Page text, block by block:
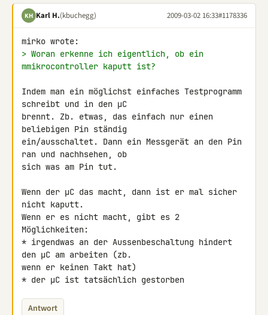
KH Karl H.(kbuchegg) 2009-03-02 16:33#1178336
> Woran erkenne ich eigentlich, ob ein
mmikrocontroller kaputt ist?
Indem man ein möglichst einfaches Testprogramm
schreibt und in den µC
brennt. Zb. etwas, das einfach nur einen
beliebigen Pin ständig
ein/ausschaltet. Dann ein Messgerät an den Pin
ran und nachhsehen, ob
sich was am Pin tut.
Wenn der µC das macht, dann ist er mal sicher
nicht kaputt.
Wenn er es nicht macht, gibt es 2
Möglichkeiten:
* irgendwas an der Aussenbeschaltung hindert
den µC am arbeiten (zb.
wenn er keinen Takt hat)
* der µC ist tatsächlich gestorben
Antwort